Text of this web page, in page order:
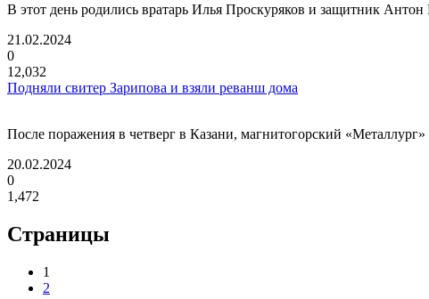
В этот день родились вратарь Илья Проскуряков и защитник
21.02.2024
0
12,032
Подняли свитер Зарипова и взяли реванш дома
После поражения в четверг в Казани, магнитогорский
20.02.2024
0
1,472
Страницы
1
2